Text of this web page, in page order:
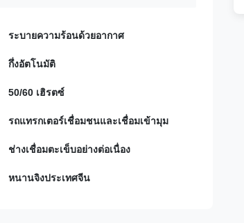
ระบายความร้อนด้วยอากาศ
กึ่งอัตโนมัติ
50/60 เฮิรตซ์
รถแทรกเตอร์เชื่อมชนและเชื่อมเข้ามุม
ช่างเชื่อมตะเข็บอย่างต่อเนื่อง
หนานจิงประเทศจีน